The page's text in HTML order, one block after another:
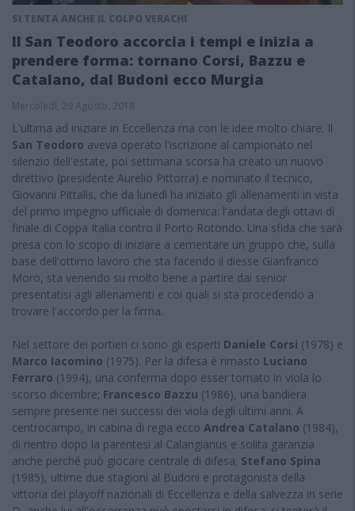
SI TENTA ANCHE IL COLPO VERACHI
Il San Teodoro accorcia i tempi e inizia a
prendere forma: tornano Corsi, Bazzu e
Catalano, dal Budoni ecco Murgia
Mercoledì, 29 Agosto, 2018
L'ultima ad iniziare in Eccellenza ma con le idee molto chiare. Il
San Teodoro aveva operato l'iscrizione al campionato nel
silenzio dell'estate, poi settimana scorsa ha creato un nuovo
direttivo (presidente Aurelio Pittorra) e nominato il tecnico,
Giovanni Pittalis, che da lunedì ha iniziato gli allenamenti in vista
del primo impegno ufficiale di domenica: l'andata degli ottavi di
finale di Coppa Italia contro il Porto Rotondo. Una sfida che sarà
presa con lo scopo di iniziare a cementare un gruppo che, sulla
base dell'ottimo lavoro che sta facendo il diesse Gianfranco
Moro, sta venendo su molto bene a partire dai senior
presentatisi agli allenamenti e coi quali si sta procedendo a
trovare l'accordo per la firma.
Nel settore dei portieri ci sono gli esperti Daniele Corsi (1978) e
Marco Iacomino (1975). Per la difesa è rimasto Luciano
Ferraro (1994), una conferma dopo esser tornato in viola lo
scorso dicembre; Francesco Bazzu (1986), una bandiera
sempre presente nei successi dei viola degli ultimi anni. A
centrocampo, in cabina di regia ecco Andrea Catalano (1984),
di rientro dopo la parentesi al Calangianus e solita garanzia
anche perché può giocare centrale di difesa; Stefano Spina
(1985), ultime due stagioni al Budoni e protagonista della
vittoria dei playoff nazionali di Eccellenza e della salvezza in serie